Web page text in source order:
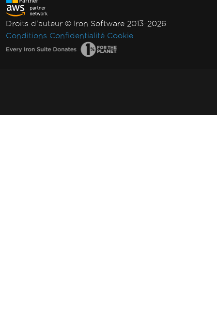
Droits d'auteur © Iron Software 2013-2026
Conditions Confidentialité Cookie